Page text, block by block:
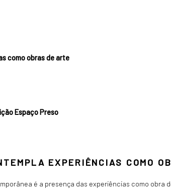
como obras de arte
Espaço Preso
EXPERIÊNCIAS COMO
é a presença das experiências como obra